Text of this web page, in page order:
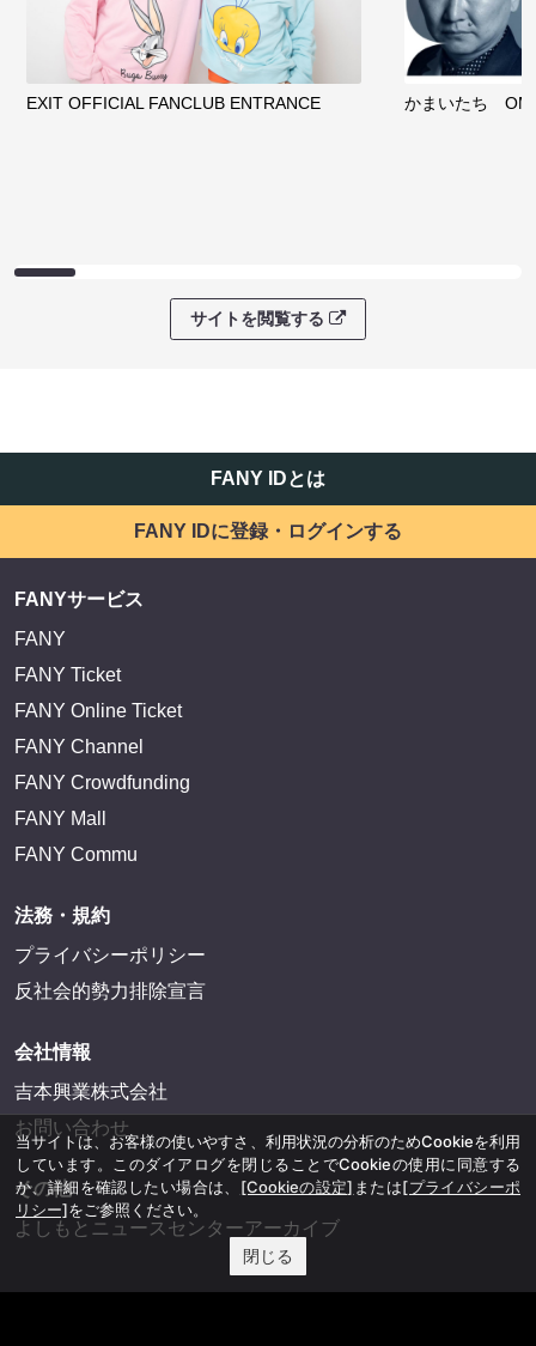
EXIT OFFICIAL FANCLUB ENTRANCE かまいたち
サイトを閲覧する
FANY IDとは
FANY IDに登録・ログインする
FANYサービス
FANY
FANY Ticket
FANY Online Ticket
FANY Channel
FANY Crowdfunding
FANY Mall
FANY Commu
法務・規約
プライバシーポリシー
反社会的勢力排除宣言
会社情報
吉本興業株式会社
お問い合わせ
その他
よしもとニュースセンターアーカイブ
当サイトは、お客様の使いやすさ、利用状況の分析のためCookieを利用
しています。このダイアログを閉じることでCookieの使用に同意する
か、詳細を確認したい場合は、 [Cookieの設定] または[プライバシーポ
リシー]をご参照ください。
閉じる